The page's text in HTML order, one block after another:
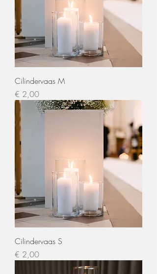
Cilindervaas M
Prijs
€ 2,00
Cilindervaas S
Prijs
€ 2,00